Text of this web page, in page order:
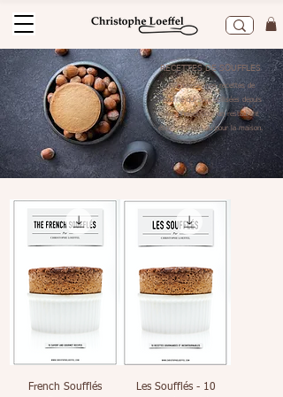
RECETTES DE SOUFFLES
Découvrez mes recettes de
soufflé qui sont utilisées depuis
des années pour un restaurant
étoilé Michelin ou pour la maison.
French Soufflés
Les Soufflés - 10